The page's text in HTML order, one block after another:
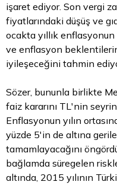
işaret ediyor. Son vergi
fiyatlarındaki düşüş ve
ocakta yıllık
ve enflasyon
iyileşeceğini tahmin
Sözer, bununla birlikte
faiz kararını TL'nin
Enflasyonun yılın
yüzde 5'in de altına
tamamlayacağını
bağlamda süregelen
altında, 2015 yılının